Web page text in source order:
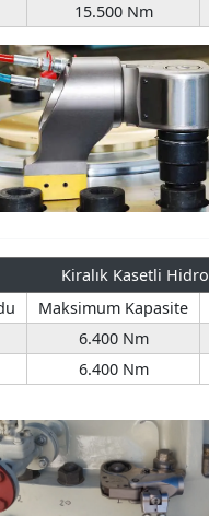
15.500 Nm
Kiralık Kasetli
Maksimum Kapasite
6.400 Nm
6.400 Nm